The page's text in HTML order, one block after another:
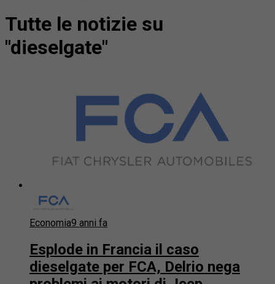
Tutte le notizie su
"dieselgate"
Economia9 anni fa
Esplode in Francia il caso
dieselgate per FCA, Delrio nega